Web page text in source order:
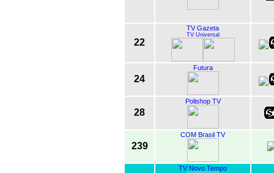
22
TV Gazeta
TV Universal
24
Futura
28
Polishop TV
239
COM Brasil TV
TV Novo Tempo